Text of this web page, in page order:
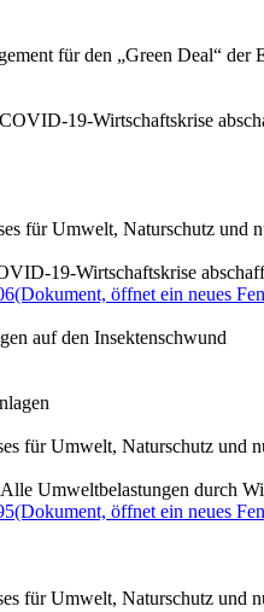
für den „Green Deal“
19-Wirtschaftskrise
für Umwelt, Naturschutz und
19-Wirtschaftskrise
(Dokument, öffnet ein neues
auf den Insektenschwund
für Umwelt, Naturschutz und
Umweltbelastungen durch
(Dokument, öffnet ein neues
für Umwelt, Naturschutz und